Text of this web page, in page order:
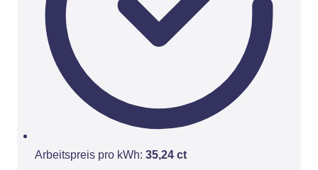
Arbeitspreis pro kWh: 35,24 ct